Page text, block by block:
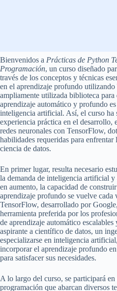
Bienvenidos a Prácticas de Python
Programación, un curso diseñado
través de los conceptos y técnicas
en el aprendizaje profundo
ampliamente utilizada biblioteca para
aprendizaje automático y profundo
inteligencia artificial. Así, el curso ha
experiencia práctica en el desarrollo,
redes neuronales con TensorFlow,
habilidades requeridas para
ciencia de datos.
En primer lugar, resulta necesario
la demanda de inteligencia artificial
en aumento, la capacidad de
aprendizaje profundo se vuelve cada
TensorFlow, desarrollado por
herramienta preferida por los
de aprendizaje automático
aspirante a científico de datos, un
especializarse en inteligencia
incorporar el aprendizaje profundo
para satisfacer sus necesidades.
A lo largo del curso, se participará
programación que abarcan diversos